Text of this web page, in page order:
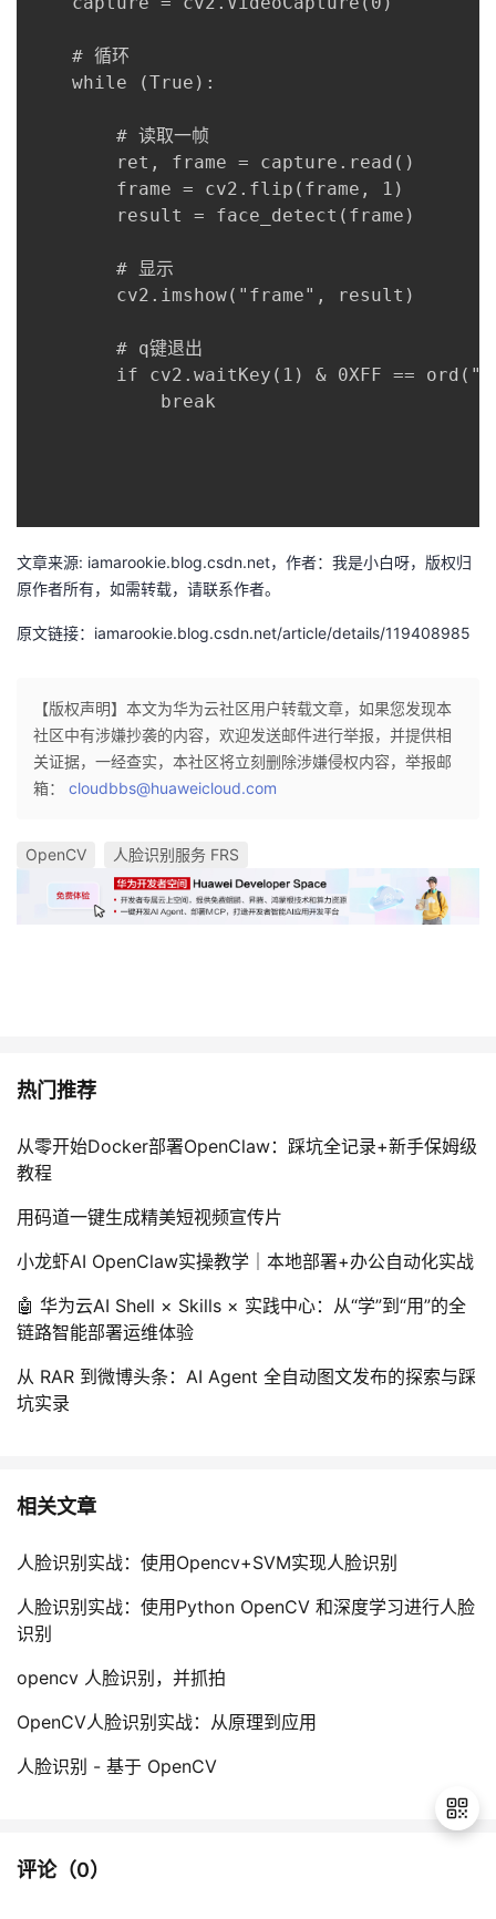
    # 循环
    while (True):
        # 读取一帧
        ret, frame = capture.read()
        frame = cv2.flip(frame, 1)
        result = face_detect(frame)
        # 显示
        cv2.imshow("frame", result)
        # q键退出
if cv2.waitKey(1) & 0XFF ==
            break
文章来源: iamarookie.blog.csdn.net，作者：我是小白呀，版权归
原作者所有，如需转载，请联系作者。
原文链接：iamarookie.blog.csdn.net/article/details/119408985
【版权声明】本文为华为云社区用户转载文章，如果您发现本
社区中有涉嫌抄袭的内容，欢迎发送邮件进行举报，并提供相
关证据，一经查实，本社区将立刻删除涉嫌侵权内容，举报邮
箱： cloudbbs@huaweicloud.com
OpenCV 人脸识别服务 FRS
热门推荐
从零开始Docker部署OpenClaw：踩坑全记录+新手保姆级
教程
用码道一键生成精美短视频宣传片
小龙虾AI OpenClaw实操教学｜本地部署+办公自动化实战
🤖 华为云AI Shell × Skills × 实践中心：从“学”到“用”的全
链路智能部署运维体验
从 RAR 到微博头条：AI Agent 全自动图文发布的探索与踩
坑实录
相关文章
人脸识别实战：使用Opencv+SVM实现人脸识别
人脸识别实战：使用Python OpenCV 和深度学习进行人脸
识别
opencv 人脸识别，并抓拍
OpenCV人脸识别实战：从原理到应用
人脸识别 - 基于 OpenCV
评论（0）